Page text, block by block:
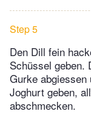
Step 5
Den Dill fein
Schüssel geben.
Gurke abgiessen
Joghurt geben,
abschmecken.